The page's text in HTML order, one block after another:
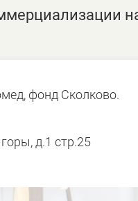
фонд Сколково.
д.1 стр.25